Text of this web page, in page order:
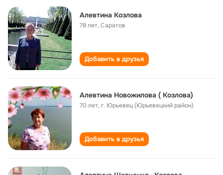
Алевтина Козлова
78 лет,Саратов
Добавить в друзья
Алевтина Новожилова ( Козлова)
70 лет,г. Юрьевец (Юрьевецкий район)
Добавить в друзья